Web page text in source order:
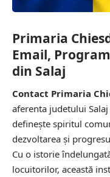
Primaria
Email,
din Salaj
Contact Primaria
aferenta judetului
definește spiritul
dezvoltarea și
Cu o istorie
locuitorilor, această